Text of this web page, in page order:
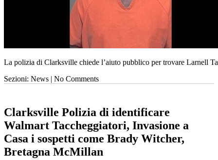
La polizia di Clarksville chiede l’aiuto pubblico per trovare Larnell
Sezioni: News | No Comments
Clarksville Polizia di identificare
Walmart Taccheggiatori, Invasione a
Casa i sospetti come Brady Witcher,
Bretagna McMillan